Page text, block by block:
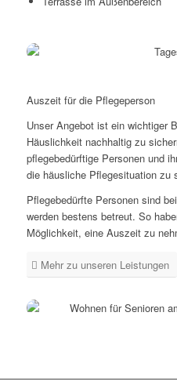
Unsere
Auszeit für die Pflegeperson
Unser Angebot ist ein wichtiger
Häuslichkeit nachhaltig zu
pflegebedürftige Personen und
die häusliche Pflegesituation zu
Pflegebedürfte Personen sind
werden bestens betreut. So
Möglichkeit, eine Auszeit zu
Mehr zu unseren Leistungen
Tagespflege